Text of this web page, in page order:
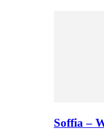
Soffia –